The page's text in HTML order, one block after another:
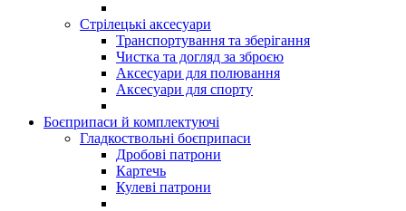
Стрілецькі аксесуари
Транспортування та зберігання
Чистка та догляд за зброєю
Аксесуари для полювання
Аксесуари для спорту
Боєприпаси й комплектуючі
Гладкоствольні боєприпаси
Дробові патрони
Картечь
Кулеві патрони